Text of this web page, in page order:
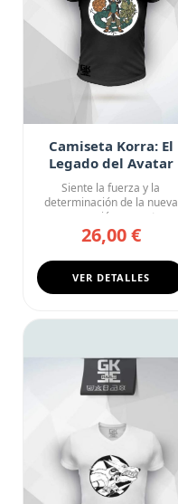
Camiseta Korra: El
Legado del Avatar
Siente la fuerza y la
determinación de la nueva
generación con esta
camiseta ...
26,00 €
VER DETALLES